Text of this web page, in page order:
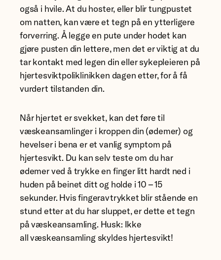
også i hvile. At du hoster, eller blir tungpustet
om natten, kan være et tegn på en ytterligere
forverring. Å legge en pute under hodet kan
gjøre pusten din lettere, men det er viktig at du
tar kontakt med legen din eller sykepleieren på
hjertesviktpoliklinikken dagen etter, for å få
vurdert tilstanden din.
Når hjertet er svekket, kan det føre til
væskeansamlinger i kroppen din (ødemer) og
hevelser i bena er et vanlig symptom på
hjertesvikt. Du kan selv teste om du har
ødemer ved å trykke en finger litt hardt ned i
huden på beinet ditt og holde i 10 – 15
sekunder. Hvis fingeravtrykket blir stående en
stund etter at du har sluppet, er dette et tegn
på væskeansamling. Husk: Ikke
all væskeansamling skyldes hjertesvikt!